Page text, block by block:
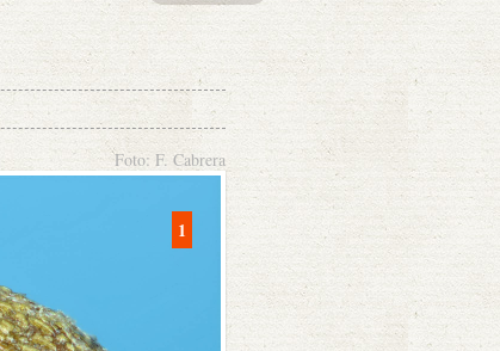
Foto: F. Cabrera
1